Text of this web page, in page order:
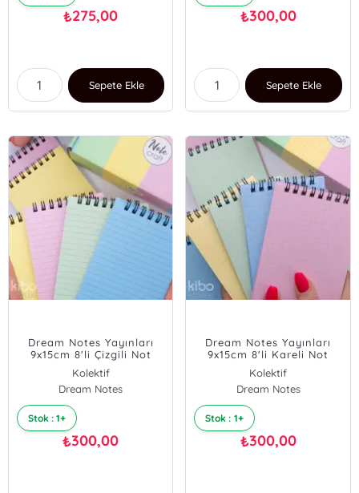
₺275,00
Sepete Ekle
₺300,00
Sepete Ekle
Dream Notes Yayınları
9x15cm 8'li Çizgili Not
Defteri Seti - Renkli Kutu
Kolektif
Dream Notes
Stok : 1+
₺300,00
Dream Notes Yayınları
9x15cm 8'li Kareli Not
Defteri Seti - Renkli Kutu
Kolektif
Dream Notes
Stok : 1+
₺300,00